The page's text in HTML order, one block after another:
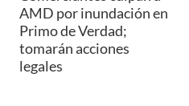
AMD por inundación en
Primo de Verdad;
tomarán acciones
legales